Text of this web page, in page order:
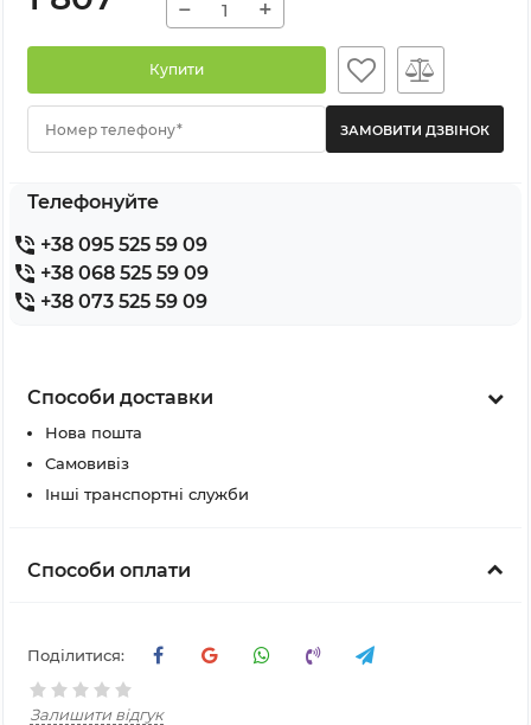
− +
Купити
Номер телефону*
Телефонуйте
+38 095 525 59 09
+38 068 525 59 09
+38 073 525 59 09
Способи доставки
Нова пошта
Самовивіз
Інші транспортні служби
Способи оплати
Поділитися:
Залишити відгук